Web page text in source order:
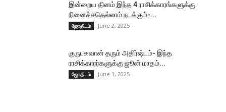
இன்றைய தினம் இந்த 4 ராசிக்காரங்களுக்கு
நினைச்சதெல்லாம் நடக்கும்-...
ஜோதிடம் June 2, 2025
குருபகவான் தரும் அதிர்ஷ்டம்- இந்த
ராசிக்காரர்களுக்கு ஜூன் மாதம்...
ஜோதிடம் June 1, 2025